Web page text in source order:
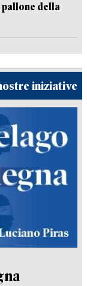
pallone della
iniziative